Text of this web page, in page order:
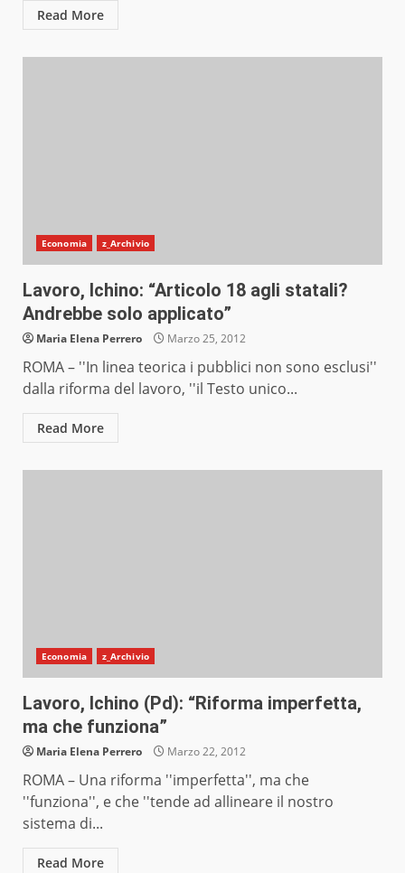
Read More
Economia z_Archivio
Lavoro, Ichino: “Articolo 18 agli statali?
Andrebbe solo applicato”
Maria Elena Perrero Marzo 25, 2012
ROMA – ''In linea teorica i pubblici non sono esclusi''
dalla riforma del lavoro, ''il Testo unico...
Read More
Economia z_Archivio
Lavoro, Ichino (Pd): “Riforma imperfetta,
ma che funziona”
Maria Elena Perrero Marzo 22, 2012
ROMA – Una riforma ''imperfetta'', ma che
''funziona'', e che ''tende ad allineare il nostro
sistema di...
Read More